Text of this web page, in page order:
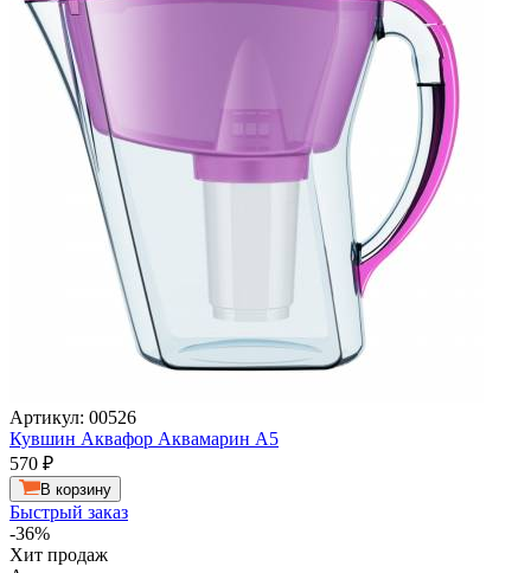
Артикул: 00526
Кувшин Аквафор Аквамарин A5
570 ₽
В корзину
Быстрый заказ
-36%
Хит продаж